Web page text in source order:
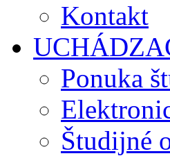
Kontakt
Ponuka
Študijné